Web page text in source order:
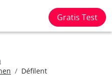
Gratis Test
Défilent